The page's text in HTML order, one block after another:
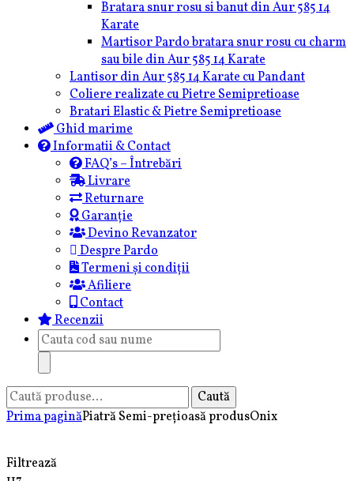
Bratara snur rosu si banut din Aur 585 14
Karate
Martisor Pardo bratara snur rosu cu charm
sau bile din Aur 585 14 Karate
Lantisor din Aur 585 14 Karate cu Pandant
Coliere realizate cu Pietre Semipretioase
Bratari Elastic & Pietre Semipretioase
Ghid marime
Informatii & Contact
FAQ’s – Întrebări
Livrare
Returnare
Garanție
Devino Revanzator
Despre Pardo
Termeni și condiții
Afiliere
Contact
Recenzii
Products
search
Caută
după:
Caută
Prima paginăPiatră Semi-prețioasă produsOnix
Filtrează